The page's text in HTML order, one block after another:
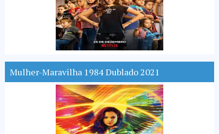
Mulher-Maravilha 1984 Dublado 2021